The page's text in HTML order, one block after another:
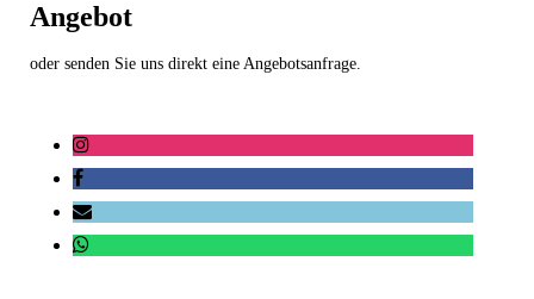
Angebot
oder senden Sie uns direkt eine Angebotsanfrage.